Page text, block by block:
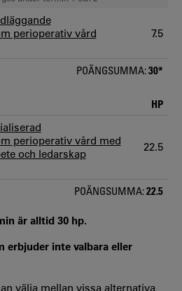
perioperativ vård
7.5
POÄNGSUMMA:30*
HP
perioperativ vård med
och ledarskap
22.5
POÄNGSUMMA:22.5
är alltid 30 hp.
erbjuder inte valbara eller
välja mellan vissa alternativa